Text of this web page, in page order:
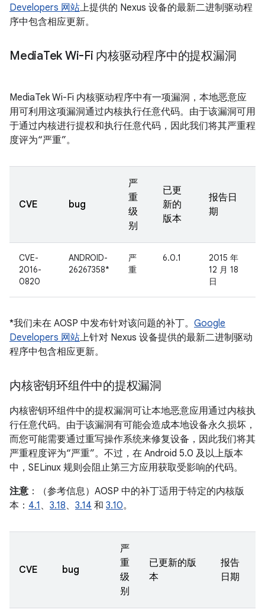
Developers 网站上提供的 Nexus 设备的最新二进制驱动程
序中包含相应更新。
MediaTek Wi-Fi 内核驱动程序中的提权漏洞
MediaTek Wi-Fi 内核驱动程序中有一项漏洞，本地恶意应
用可利用这项漏洞通过内核执行任意代码。由于该漏洞可用
于通过内核进行提权和执行任意代码，因此我们将其严重程
度评为“严重”。
CVE bug
严
重
级
别
已更
新的
版本
报告日
期
CVE-
2016-
0820
ANDROID-
26267358*
严
重
6.0.1
2015 年
12 月 18
日
*我们未在 AOSP 中发布针对该问题的补丁。 Google
Developers 网站上针对 Nexus 设备提供的最新二进制驱动
程序中包含相应更新。
内核密钥环组件中的提权漏洞
内核密钥环组件中的提权漏洞可让本地恶意应用通过内核执
行任意代码。由于该漏洞有可能会造成本地设备永久损坏，
而您可能需要通过重写操作系统来修复设备，因此我们将其
严重程度评为“严重”。不过，在 Android 5.0 及以上版本
中，SELinux 规则会阻止第三方应用获取受影响的代码。
注意：（参考信息）AOSP 中的补丁适用于特定的内核版
本： 4.1 、 3.18、 3.14 和 3.10。
CVE bug
严
重
级
别
已更新的版
本
报告
日期